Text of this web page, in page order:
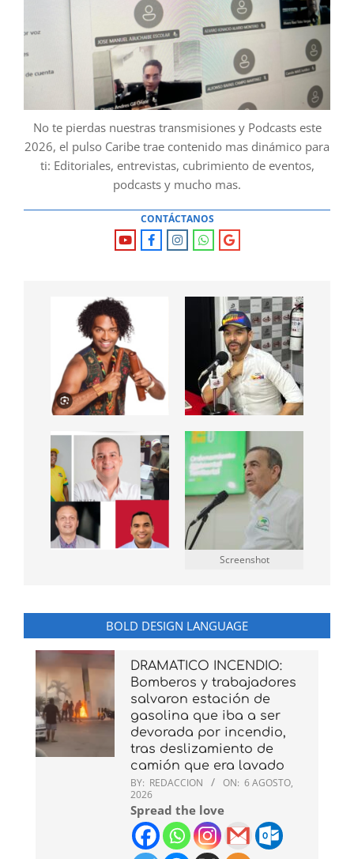
No te pierdas nuestras transmisiones y Podcasts este
2026, el pulso Caribe trae contenido mas dinámico para
ti: Editoriales, entrevistas, cubrimiento de eventos,
podcasts y mucho mas.
CONTÁCTANOS
Screenshot
BOLD DESIGN LANGUAGE
DRAMATICO INCENDIO:
Bomberos y trabajadores
salvaron estación de
gasolina que iba a ser
devorada por incendio,
tras deslizamiento de
camión que era lavado
BY: REDACCION ON: 6 AGOSTO,
2026
Spread the love